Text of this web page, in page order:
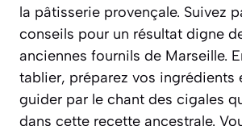
la pâtisserie provençale. Suivez
conseils pour un résultat digne
anciennes fournils de Marseille.
tablier, préparez vos ingrédients
guider par le chant des cigales
dans cette recette ancestrale.